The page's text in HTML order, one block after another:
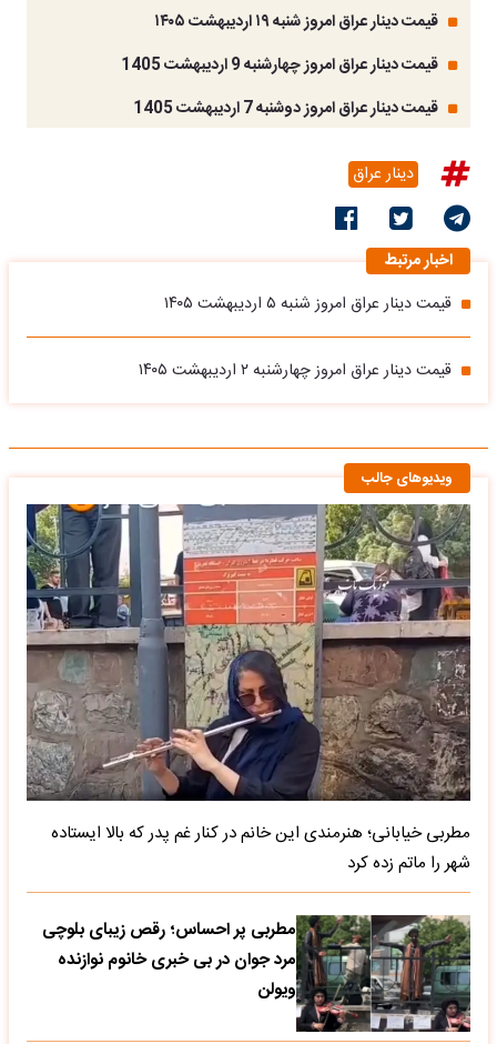
قیمت دینار عراق امروز شنبه ۱۹ اردیبهشت ۱۴۰۵
قیمت دینار عراق امروز چهارشنبه 9 اردیبهشت 1405
قیمت دینار عراق امروز دوشنبه 7 اردیبهشت 1405
دینار عراق
اخبار مرتبط
قیمت دینار عراق امروز شنبه ۵ اردیبهشت ۱۴۰۵
قیمت دینار عراق امروز چهارشنبه ۲ اردیبهشت ۱۴۰۵
ویدیوهای جالب
مطربی خیابانی؛ هنرمندی این خانم در کنار غم پدر که بالا ایستاده
شهر را ماتم زده کرد
مطربی پر احساس؛ رقص زیبای بلوچی
مرد جوان در بی خبری خانوم نوازنده
ویولن